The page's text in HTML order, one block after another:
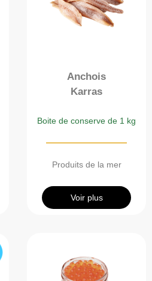
Anchois
Karras
Boite de conserve de 1 kg
Produits de la mer
Voir plus